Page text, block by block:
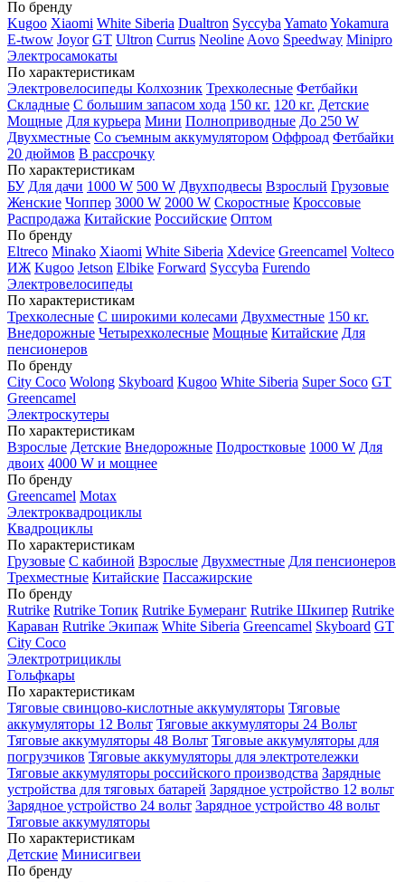
По бренду
Kugoo Xiaomi White Siberia Dualtron Syccyba YamatoYokamura
E-twow Joyor GT Ultron Currus Neoline Aovo Speedway Minipro
Электросамокаты
По характеристикам
Электровелосипеды Колхозник Трехколесные Фетбайки
Складные С большим запасом хода 150 кг. 120 кг. Детские
Мощные Для курьера Мини Полноприводные До 250 W
Двухместные Со съемным аккумулятором Оффроад Фетбайки
20 дюймов В рассрочку
По характеристикам
БУ Для дачи 1000 W 500 W Двухподвесы Взрослый Грузовые
Женские Чоппер 3000 W 2000 W Скоростные Кроссовые
Распродажа Китайские Российские Оптом
По бренду
Eltreco Minako Xiaomi White Siberia Xdevice Greencamel Volteco
ИЖ Kugoo Jetson Elbike Forward Syccyba Furendo
Электровелосипеды
По характеристикам
Трехколесные С широкими колесами Двухместные 150 кг.
Внедорожные Четырехколесные Мощные Китайские Для
пенсионеров
По бренду
City Coco Wolong Skyboard Kugoo White Siberia Super Soco GT
Greencamel
Электроскутеры
По характеристикам
Взрослые Детские Внедорожные Подростковые 1000 W Для
двоих 4000 W и мощнее
По бренду
Greencamel Motax
Электроквадроциклы
Квадроциклы
По характеристикам
Грузовые С кабиной Взрослые Двухместные Для пенсионеров
Трехместные Китайские Пассажирские
По бренду
Rutrike Rutrike Топик Rutrike Бумеранг Rutrike Шкипер Rutrike
Караван Rutrike Экипаж White Siberia Greencamel Skyboard GT
City Coco
Электротрициклы
Гольфкары
По характеристикам
Тяговые свинцово-кислотные аккумуляторы Тяговые
аккумуляторы 12 Вольт Тяговые аккумуляторы 24 Вольт
Тяговые аккумуляторы 48 Вольт Тяговые аккумуляторы для
погрузчиков Тяговые аккумуляторы для электротележки
Тяговые аккумуляторы российского производства Зарядные
устройства для тяговых батарей Зарядное устройство 12 вольт
Зарядное устройство 24 вольт Зарядное устройство 48 вольт
Тяговые аккумуляторы
По характеристикам
Детские Минисигвеи
По бренду